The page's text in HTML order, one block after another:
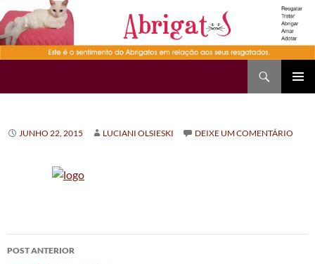
CONTEÚDO
JUNHO 22, 2015 LUCIANI OLSIESKI DEIXE UM COMENTÁRIO
Navegação
POST ANTERIOR